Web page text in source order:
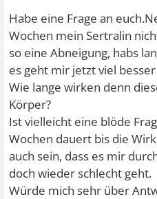
Habe eine Frage an
Wochen mein Sertralin
so eine Abneigung, habs
es geht mir jetzt viel
Wie lange wirken denn
Körper?
Ist vielleicht eine blöde
Wochen dauert bis die
auch sein, dass es mir
doch wieder schlecht geht.
Würde mich sehr über